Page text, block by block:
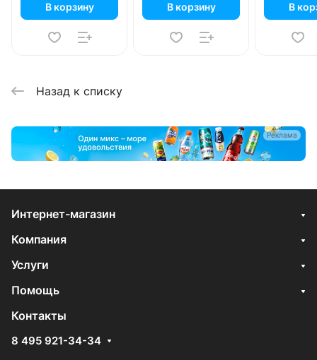
В корзину В корзину В
Назад к списку
Реклама
Интернет-магазин
Компания
Услуги
Помощь
Контакты
8 495 921-34-34